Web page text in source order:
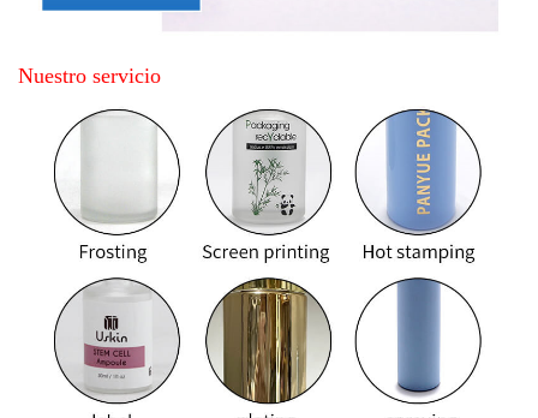
Nuestro servicio